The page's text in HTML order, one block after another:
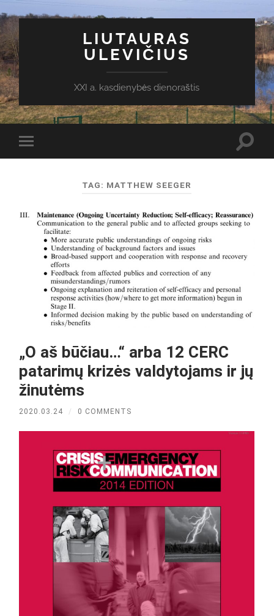
LIUTAURAS
ULEVIČIUS
XXI a. kasdienybės dienoraštis
Toggle
mobile
TAG: MATTHEW SEEGER
„O aš būčiau…“ arba 12 CERC
patarimų krizės valdytojams ir jų
žinutėms
2020.03.24 / 0 COMMENTS